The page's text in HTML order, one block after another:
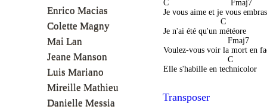
C                          Fmaj7
Je vous aime et je vous
                         C
Je n'ai été qu'un météore
                            Fmaj7
Voulez-vous voir la mort en
                            C
Elle s'habille en technicolor
Transposer
Enrico Macias
Colette Magny
Mai Lan
Jeane Manson
Luis Mariano
Mireille Mathieu
Danielle Messia